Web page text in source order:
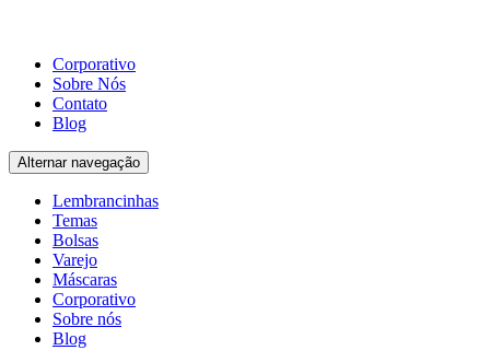
Corporativo
Sobre Nós
Contato
Blog
Alternar navegação
Lembrancinhas
Temas
Bolsas
Varejo
Máscaras
Corporativo
Sobre nós
Blog